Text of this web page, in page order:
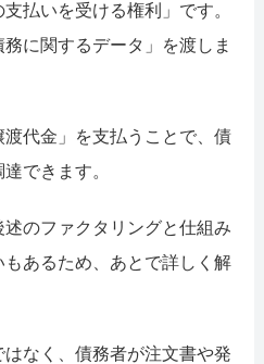
払いを受ける権利」です。
に関するデータ」を渡しま
代金」を支払うことで、債
できます。
のファクタリングと仕組み
あるため、あとで詳しく解
なく、債務者が注文書や発